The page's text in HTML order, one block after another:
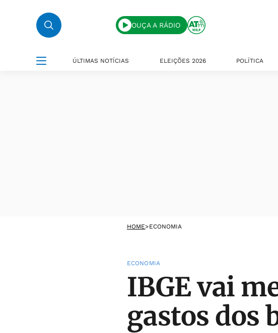
OUÇA A RÁDIO
ÚLTIMAS NOTÍCIAS ELEIÇÕES 2026 POLÍTICA
HOME>ECONOMIA
ECONOMIA
IBGE vai
gastos dos